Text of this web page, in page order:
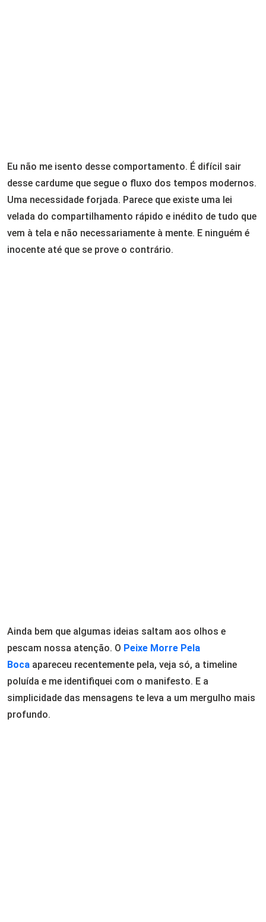
Eu não me isento desse comportamento. É difícil sair
desse cardume que segue o fluxo dos tempos modernos.
Uma necessidade forjada. Parece que existe uma lei
velada do compartilhamento rápido e inédito de tudo que
vem à tela e não necessariamente à mente. E ninguém é
inocente até que se prove o contrário.
Ainda bem que algumas ideias saltam aos olhos e
pescam nossa atenção. O Peixe Morre Pela
Boca apareceu recentemente pela, veja só, a timeline
poluída e me identifiquei com o manifesto. E a
simplicidade das mensagens te leva a um mergulho mais
profundo.